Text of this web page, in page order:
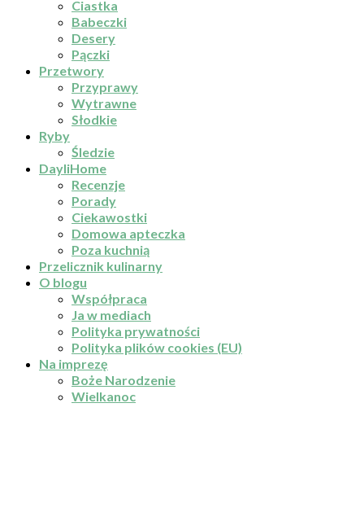
Ciastka
Babeczki
Desery
Pączki
Przetwory
Przyprawy
Wytrawne
Słodkie
Ryby
Śledzie
DayliHome
Recenzje
Porady
Ciekawostki
Domowa apteczka
Poza kuchnią
Przelicznik kulinarny
O blogu
Współpraca
Ja w mediach
Polityka prywatności
Polityka plików cookies (EU)
Na imprezę
Boże Narodzenie
Wielkanoc